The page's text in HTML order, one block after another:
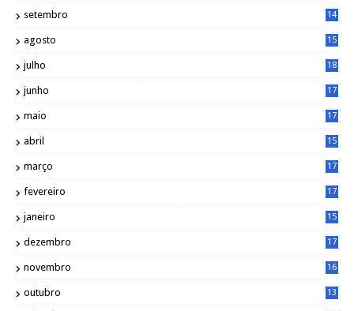
setembro
14
agosto
15
julho
18
junho
17
maio
17
abril
15
março
17
fevereiro
17
janeiro
15
dezembro
17
novembro
16
outubro
13